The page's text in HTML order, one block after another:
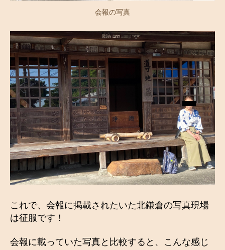
会報の写真
これで、会報に掲載されたいた北鎌倉の写真現場
は征服です！
会報に載っていた写真と比較すると、こんな感じ